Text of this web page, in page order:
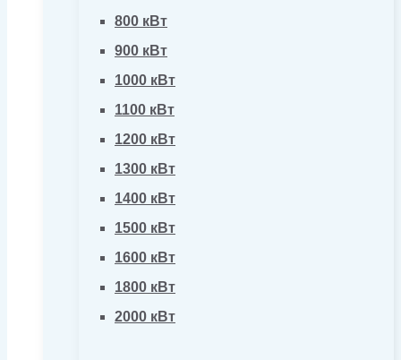
800 кВт
900 кВт
1000 кВт
1100 кВт
1200 кВт
1300 кВт
1400 кВт
1500 кВт
1600 кВт
1800 кВт
2000 кВт